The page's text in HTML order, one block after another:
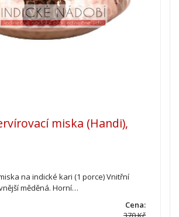
miska (Handi),
na indické kari (1 porce) Vnitřní
měděná. Horní…
Cena: